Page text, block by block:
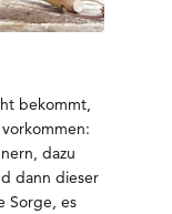
bekommt,
dazu
dann dieser
Sorge, es